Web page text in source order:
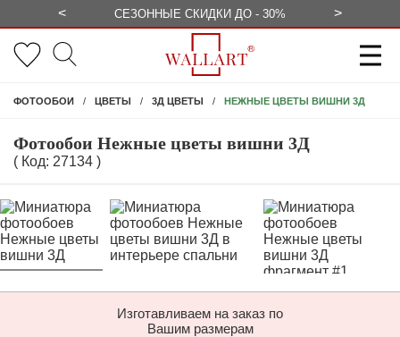
< СЕЗОННЫЕ СКИДКИ ДО - 30% >
ФОТООБОИ ЦВЕТЫ 3Д ЦВЕТЫ НЕЖНЫЕ ЦВЕТЫ ВИШНИ 3Д
Фотообои Нежные цветы вишни 3Д
( Код: 27134 )
Изготавливаем на заказ по
Вашим размерам